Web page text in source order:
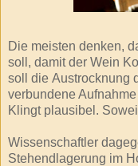
Die meisten denken,
soll, damit der Wein
soll die Austrocknung
verbundene
Klingt plausibel.
Wissenschaftler
Stehendlagerung im